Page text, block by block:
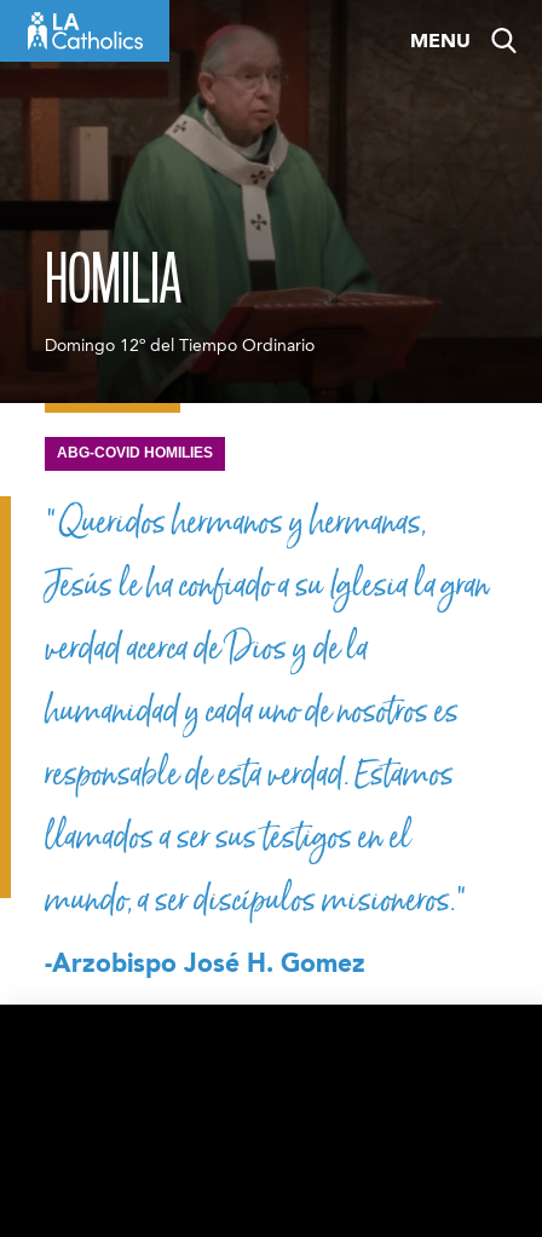
content
MENU
HOMILIA
Domingo 12º del Tiempo Ordinario
ABG-COVID HOMILIES
“Queridos hermanos y hermanas,
Jesús le ha confiado a su Iglesia la gran
verdad acerca de Dios y de la
humanidad y cada uno de nosotros es
responsable de esta verdad. Estamos
llamados a ser sus testigos en el
mundo, a ser discípulos misioneros.”
-Arzobispo José H. Gomez